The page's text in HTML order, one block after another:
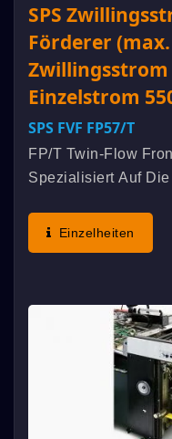
SPS
Förderer
Zwillingsstrom
Einzelstrom
SPS FVF FP57/t
FP/t Twin-Flow
Spezialisiert Auf
Vollautomatischen
Einzelheiten